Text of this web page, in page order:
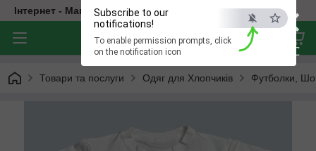
×
ESC
Subscribe to our
notifications!
To enable permission prompts, click
on the notification icon
Інтернет - Магазин Дитячого Одягу
Товари та послуги Одяг для Хлопчиків Футболки,